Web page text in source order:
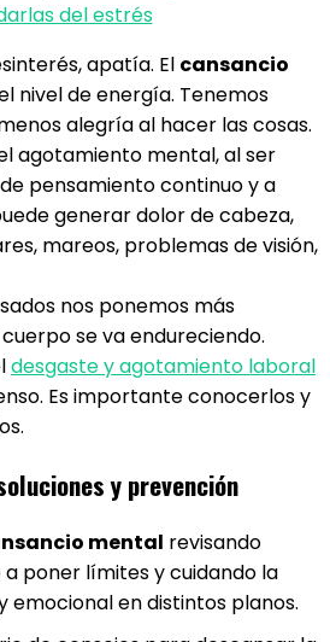
del estrés
apatía. El cansancio
nivel de energía. Tenemos
alegría al hacer las cosas.
agotamiento mental, al ser
pensamiento continuo y a
generar dolor de cabeza,
mareos, problemas de visión,
nos ponemos más
se va endureciendo.
desgaste y agotamiento laboral
Es importante conocerlos y
y prevención
mental revisando
poner límites y cuidando la
emocional en distintos planos.